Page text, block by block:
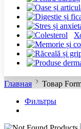
Главная Товар
Фильтры